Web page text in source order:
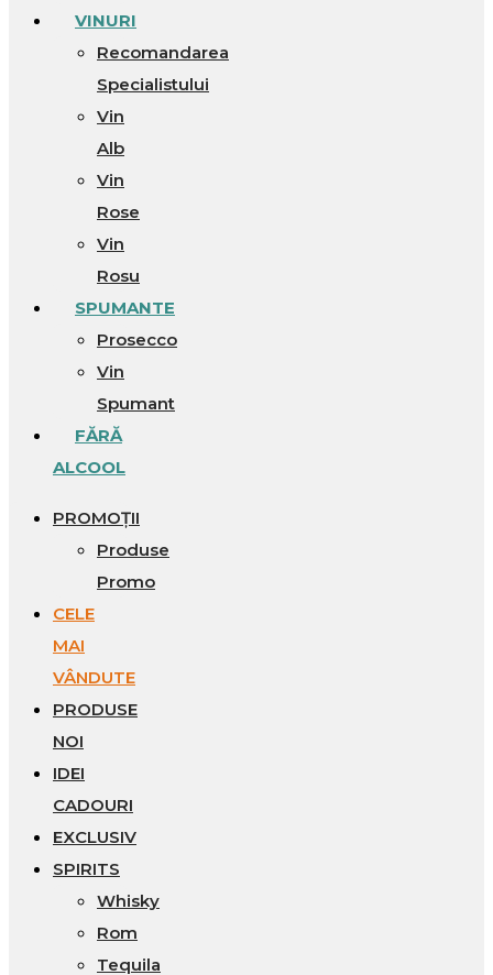
VINURI
Recomandarea
Specialistului
Vin
Alb
Vin
Rose
Vin
Rosu
SPUMANTE
Prosecco
Vin
Spumant
FĂRĂ
ALCOOL
PROMOȚII
Produse
Promo
CELE
MAI
VÂNDUTE
PRODUSE
NOI
IDEI
CADOURI
EXCLUSIV
SPIRITS
Whisky
Rom
Tequila